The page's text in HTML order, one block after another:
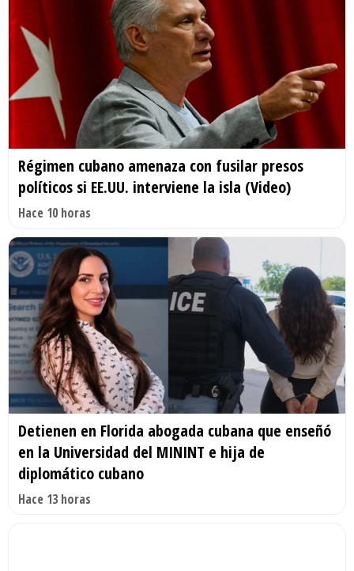
Régimen cubano amenaza con fusilar presos
políticos si EE.UU. interviene la isla (Video)
Hace 10 horas
Detienen en Florida abogada cubana que enseñó
en la Universidad del MININT e hija de
diplomático cubano
Hace 13 horas